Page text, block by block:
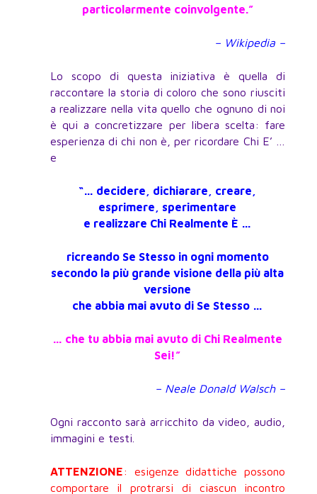
particolarmente coinvolgente.”
– Wikipedia –
Lo scopo di questa iniziativa è quella di
raccontare la storia di coloro che sono riusciti
a realizzare nella vita quello che ognuno di noi
è qui a concretizzare per libera scelta: fare
esperienza di chi non è, per ricordare Chi E’ …
e
“… decidere, dichiarare, creare,
esprimere, sperimentare
e realizzare Chi Realmente È …
ricreando Se Stesso in ogni momento
secondo la più grande visione della più alta
versione
che abbia mai avuto di Se Stesso …
… che tu abbia mai avuto di Chi Realmente
Sei!”
– Neale Donald Walsch –
Ogni racconto sarà arricchito da video, audio,
immagini e testi.
ATTENZIONE: esigenze didattiche possono
comportare il protrarsi di ciascun incontro